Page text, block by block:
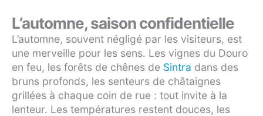
L’automne, saison confidentielle
L’automne, souvent négligé par les visiteurs, est
une merveille pour les sens. Les vignes du Douro
en feu, les forêts de chênes de Sintra dans des
bruns profonds, les senteurs de châtaignes
grillées à chaque coin de rue : tout invite à la
lenteur. Les températures restent douces, les